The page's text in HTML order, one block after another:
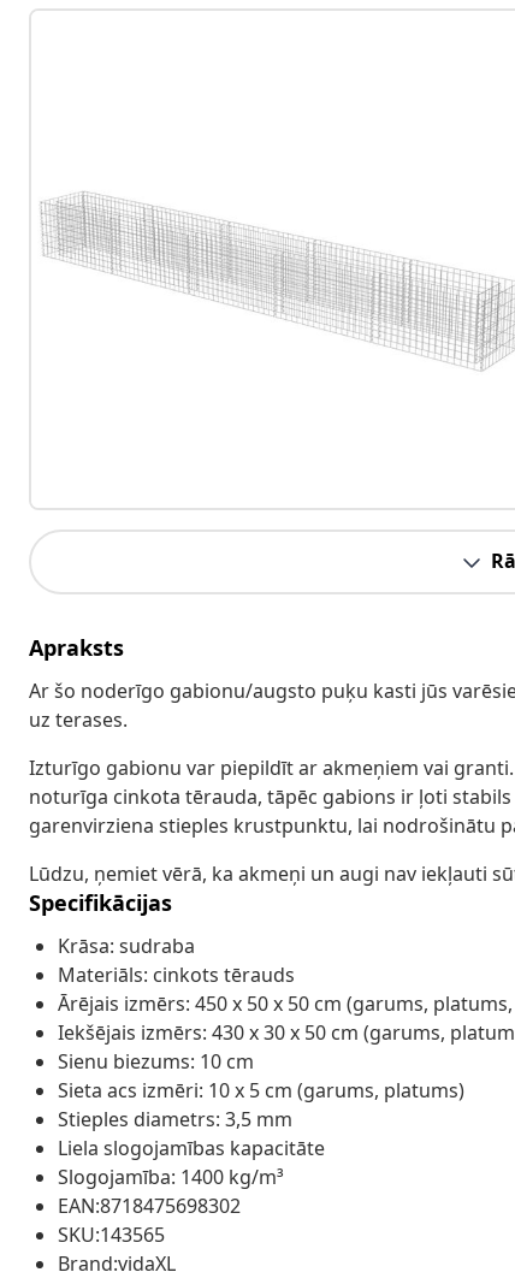
Apraksts
Ar šo noderīgo gabionu/augsto puķu kasti jūs
uz terases.
Izturīgo gabionu var piepildīt ar akmeņiem vai
noturīga cinkota tērauda, tāpēc gabions ir ļoti
garenvirziena stieples krustpunktu, lai nodrošinātu
Lūdzu, ņemiet vērā, ka akmeņi un augi nav iekļauti
Specifikācijas
Krāsa: sudraba
Materiāls: cinkots tērauds
Ārējais izmērs: 450 x 50 x 50 cm (garums,
Iekšējais izmērs: 430 x 30 x 50 cm (garums,
Sienu biezums: 10 cm
Sieta acs izmēri: 10 x 5 cm (garums, platums)
Stieples diametrs: 3,5 mm
Liela slogojamības kapacitāte
Slogojamība: 1400 kg/m³
EAN:8718475698302
SKU:143565
Brand:vidaXL